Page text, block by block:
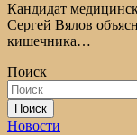
Кандидат
Сергей Вялов
кишечника…
Поиск
Поиск
Новости